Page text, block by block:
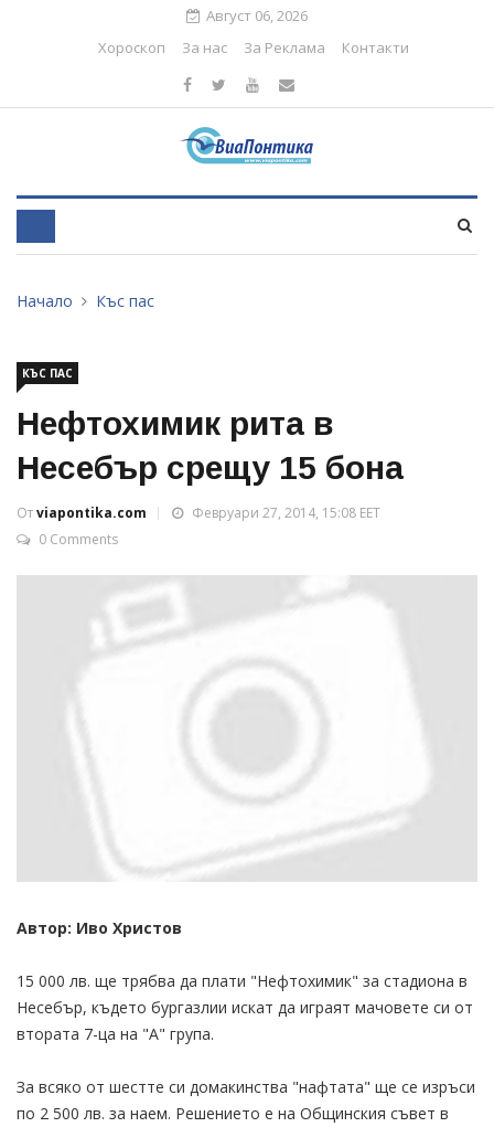
Август 06, 2026
Хороскоп
За нас За Реклама Контакти
Начало Къс пас
КЪС ПАС
Нефтохимик рита в
Несебър срещу 15 бона
Отviapontika.com
Февруари 27, 2014, 15:08 EET
0 Comments
Автор: Иво Христов
15 000 лв. ще трябва да плати "Нефтохимик" за стадиона в
Несебър, където бургазлии искат да играят мачовете си от
втората 7-ца на "А" група.
За всяко от шестте си домакинства "нафтата" ще се изръси
по 2 500 лв. за наем. Решението е на Общинския съвет в